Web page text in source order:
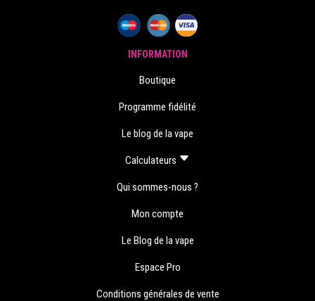
INFORMATION
Boutique
Programme fidélité
Le blog de la vape
Calculateurs
Qui sommes-nous ?
Mon compte
Le Blog de la vape
Espace Pro
Conditions générales de vente